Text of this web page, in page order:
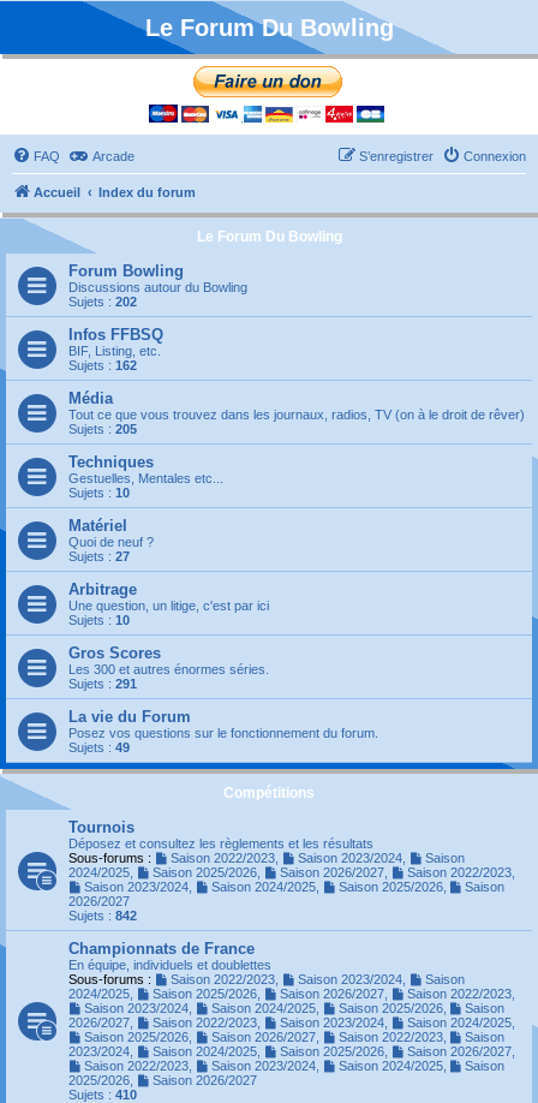
Le Forum Du Bowling
FAQ Arcade Connexion
S’enregistrer
Accueil Index du forum
Le Forum Du Bowling
Forum Bowling
Discussions autour du Bowling
Sujets : 202
Infos FFBSQ
BIF, Listing, etc.
Sujets : 162
Média
Tout ce que vous trouvez dans les journaux, radios, TV (on à le droit de rêver)
Sujets : 205
Techniques
Gestuelles, Mentales etc...
Sujets : 10
Matériel
Quoi de neuf ?
Sujets : 27
Arbitrage
Une question, un litige, c'est par ici
Sujets : 10
Gros Scores
Les 300 et autres énormes séries.
Sujets : 291
La vie du Forum
Posez vos questions sur le fonctionnement du forum.
Sujets : 49
Compétitions
Tournois
Déposez et consultez les règlements et les résultats
Sous-forums :
Saison 2022/2023, Saison 2023/2024,
Saison
2024/2025
Saison 2025/2026, Saison 2026/2027, Saison 2022/2023,
Saison 2023/2024, Saison 2024/2025, Saison 2025/2026,
Saison
2026/2027
Sujets : 842
Championnats de France
En équipe, individuels et doublettes
Sous-forums :
Saison 2022/2023, Saison 2023/2024,
Saison
2024/2025
Saison 2025/2026, Saison 2026/2027, Saison 2022/2023,
Saison 2023/2024, Saison 2024/2025, Saison 2025/2026,
Saison
2026/2027
Saison 2022/2023, Saison 2023/2024, Saison 2024/2025,
Saison 2025/2026, Saison 2026/2027, Saison 2022/2023,
Saison
2023/2024
Saison 2024/2025, Saison 2025/2026, Saison 2026/2027,
Saison 2022/2023, Saison 2023/2024, Saison 2024/2025,
Saison
2025/2026
Saison 2026/2027
Sujets : 410